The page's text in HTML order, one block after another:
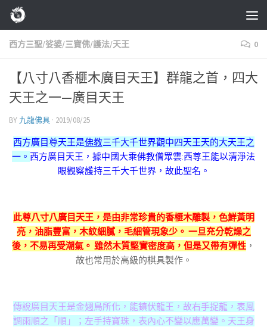
Skip to content
西方三聖/娑婆/三寶佛/護法/天王 0
【八寸八香榧木廣目天王】群龍之首，四大
天王之一—廣目天王
BY 九龍佛具 · 2019/08/25
西方廣目尊天王是佛教三千大千世界觀中四天王天的大天王之
一。 西方廣目天王，據中國大乘佛教僧眾雲:西尊王能以清淨法
眼觀察護持三千大千世界，故此聖名。
此尊八寸八廣目天王，是由非常珍貴的香榧木雕製，色鮮黃明
亮，油脂豐富，木紋細膩，毛細管現象少。 一旦充分乾燥之
後，不易再受潮氣。 雖然木質堅實密度高，但是又帶有彈性 ，
故也常用於高級的棋具製作。
傳說廣目天王是金翅鳥所化，能鎮伏龍王，故右手捉龍，表風
調雨順之「順」；左手持寶珠，表內心不變以應萬變。天王身